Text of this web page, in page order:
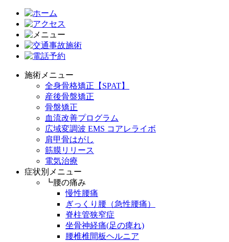
施術メニュー
全身骨格矯正【SPAT】
産後骨盤矯正
骨盤矯正
血流改善プログラム
広域変調波 EMS コアレライボ
肩甲骨はがし
筋膜リリース
電気治療
症状別メニュー
┗腰の痛み
慢性腰痛
ぎっくり腰（急性腰痛）
脊柱管狭窄症
坐骨神経痛(足の痺れ)
腰椎椎間板ヘルニア